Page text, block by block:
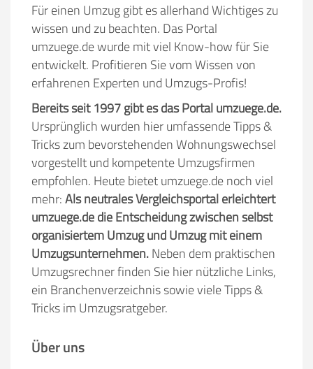
Für einen Umzug gibt es allerhand Wichtiges zu
wissen und zu beachten. Das Portal
umzuege.de wurde mit viel Know-how für Sie
entwickelt. Profitieren Sie vom Wissen von
erfahrenen Experten und Umzugs-Profis!
Bereits seit 1997 gibt es das Portal umzuege.de.
Ursprünglich wurden hier umfassende Tipps &
Tricks zum bevorstehenden Wohnungswechsel
vorgestellt und kompetente Umzugsfirmen
empfohlen. Heute bietet umzuege.de noch viel
mehr:Als neutrales Vergleichsportal erleichtert
umzuege.de die Entscheidung zwischen selbst
organisiertem Umzug und Umzug mit einem
Umzugsunternehmen.Neben dem praktischen
Umzugsrechner finden Sie hier nützliche Links,
ein Branchenverzeichnis sowie viele Tipps &
Tricks im Umzugsratgeber.
Über uns